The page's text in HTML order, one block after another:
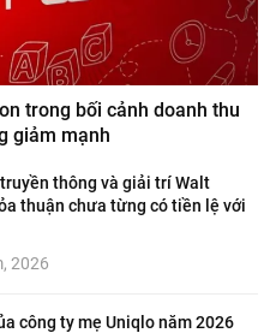
trong bối cảnh doanh thu
giảm mạnh
thông và giải trí Walt
thuận chưa từng có tiền lệ với
2026
công ty mẹ Uniqlo năm 2026